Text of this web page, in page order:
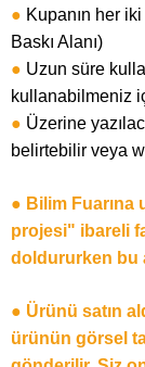
● Kupanın her
Baskı Alanı)
● Uzun süre
kullanabilmeniz
● Üzerine
belirtebilir veya
● Bilim Fuarına
projesi" ibareli
doldururken bu
● Ürünü satın
ürünün görsel